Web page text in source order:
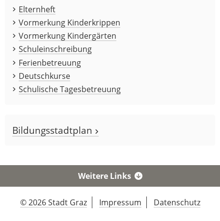
Elternheft
Vormerkung Kinderkrippen
Vormerkung Kindergärten
Schuleinschreibung
Ferienbetreuung
Deutschkurse
Schulische Tagesbetreuung
Bildungsstadtplan
Weitere Links
© 2026 Stadt Graz Impressum Datenschutz